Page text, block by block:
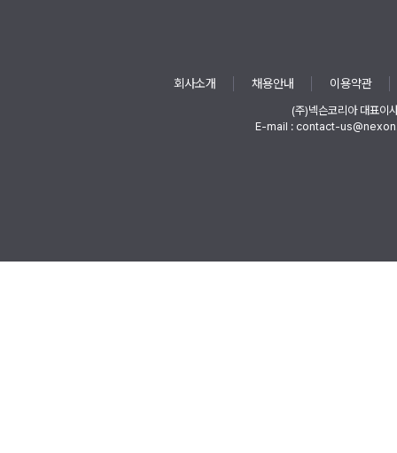
회사소개 채용안내 이용약관
(주)넥슨코리아 대표이
E-mail : contact-